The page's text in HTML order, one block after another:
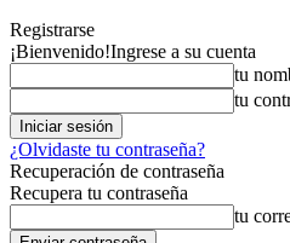
Registrarse
¡Bienvenido!Ingrese a su cuenta
tu
tu
¿Olvidaste tu contraseña?
Recuperación de contraseña
Recupera tu contraseña
tu